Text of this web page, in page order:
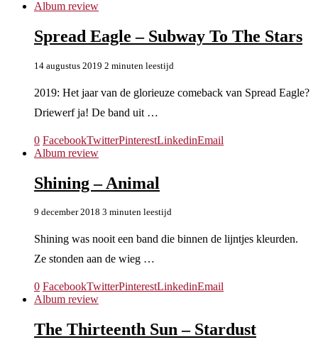
Album review
Spread Eagle – Subway To The Stars
14 augustus 2019 2 minuten leestijd
2019: Het jaar van de glorieuze comeback van Spread Eagle?
Driewerf ja! De band uit …
0 FacebookTwitterPinterestLinkedinEmail
Album review
Shining – Animal
9 december 2018 3 minuten leestijd
Shining was nooit een band die binnen de lijntjes kleurden.
Ze stonden aan de wieg …
0 FacebookTwitterPinterestLinkedinEmail
Album review
The Thirteenth Sun – Stardust